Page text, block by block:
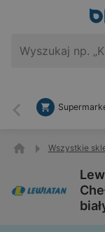
Wstecz
Wszystkie